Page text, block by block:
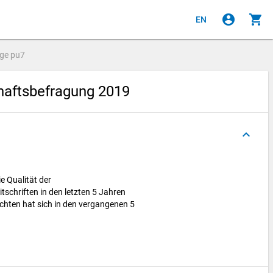
EN account_circle shopping_cart
pu7
2019
keyboard_arrow_up
Qualität der
in den letzten 5 Jahren
hat sich in den vergangenen 5